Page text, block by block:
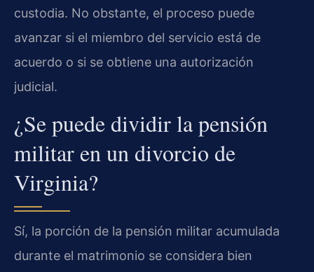
custodia. No obstante, el proceso puede
avanzar si el miembro del servicio está de
acuerdo o si se obtiene una autorización
judicial.
¿Se puede dividir la pensión
militar en un divorcio de
Virginia?
Sí, la porción de la pensión militar acumulada
durante el matrimonio se considera bien